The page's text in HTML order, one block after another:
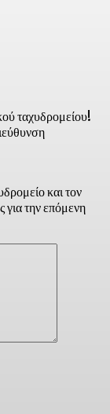
ταχυδρομείου!
και τον
για την επόμενη